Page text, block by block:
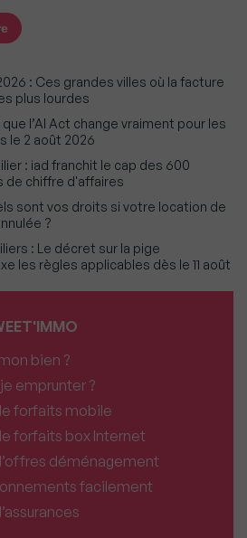
: Ces grandes villes où la facture
plus lourdes
que l’AI Act change vraiment pour les
le 2 août 2026
: iad franchit le cap des 600
de chiffre d'affaires
sont vos droits si votre location de
?
: Le décret sur la pige
les règles applicables dès le 11 août
bien ?
emprunter ?
forfaits mobile
forfaits box Internet
déménagement
facilement